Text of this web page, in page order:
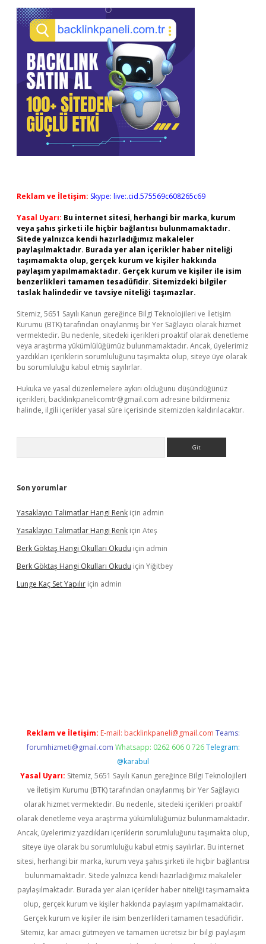
Reklam ve İletişim: Skype: live:.cid.575569c608265c69
Yasal Uyarı: Bu internet sitesi, herhangi bir marka, kurum
veya şahıs şirketi ile hiçbir bağlantısı bulunmamaktadır.
Sitede yalnızca kendi hazırladığımız makaleler
paylaşılmaktadır. Burada yer alan içerikler haber niteliği
taşımamakta olup, gerçek kurum ve kişiler hakkında
paylaşım yapılmamaktadır. Gerçek kurum ve kişiler ile isim
benzerlikleri tamamen tesadüfidir. Sitemizdeki bilgiler
taslak halindedir ve tavsiye niteliği taşımazlar.
Sitemiz, 5651 Sayılı Kanun gereğince Bilgi Teknolojileri ve İletişim
Kurumu (BTK) tarafından onaylanmış bir Yer Sağlayıcı olarak hizmet
vermektedir. Bu nedenle, sitedeki içerikleri proaktif olarak denetleme
veya araştırma yükümlülüğümüz bulunmamaktadır. Ancak, üyelerimiz
yazdıkları içeriklerin sorumluluğunu taşımakta olup, siteye üye olarak
bu sorumluluğu kabul etmiş sayılırlar.
Hukuka ve yasal düzenlemelere aykırı olduğunu düşündüğünüz
içerikleri, backlinkpanelicomtr@gmail.com adresine bildirmeniz
halinde, ilgili içerikler yasal süre içerisinde sitemizden kaldırılacaktır.
Son yorumlar
Yasaklayıcı Talimatlar Hangi Renk için admin
Yasaklayıcı Talimatlar Hangi Renk için Ateş
Berk Göktaş Hangi Okulları Okudu için admin
Berk Göktaş Hangi Okulları Okudu için Yiğitbey
Lunge Kaç Set Yapılır için admin
Reklam ve İletişim: E-mail: backlinkpaneli@gmail.com Teams:
forumhizmeti@gmail.com Whatsapp: 0262 606 0 726 Telegram:
@karabul
Yasal Uyarı: Sitemiz, 5651 Sayılı Kanun gereğince Bilgi Teknolojileri
ve İletişim Kurumu (BTK) tarafından onaylanmış bir Yer Sağlayıcı
olarak hizmet vermektedir. Bu nedenle, sitedeki içerikleri proaktif
olarak denetleme veya araştırma yükümlülüğümüz bulunmamaktadır.
Ancak, üyelerimiz yazdıkları içeriklerin sorumluluğunu taşımakta olup,
siteye üye olarak bu sorumluluğu kabul etmiş sayılırlar. Bu internet
sitesi, herhangi bir marka, kurum veya şahıs şirketi ile hiçbir bağlantısı
bulunmamaktadır. Sitede yalnızca kendi hazırladığımız makaleler
paylaşılmaktadır. Burada yer alan içerikler haber niteliği taşımamakta
olup, gerçek kurum ve kişiler hakkında paylaşım yapılmamaktadır.
Gerçek kurum ve kişiler ile isim benzerlikleri tamamen tesadüfidir.
Sitemiz, kar amacı gütmeyen ve tamamen ücretsiz bir bilgi paylaşım